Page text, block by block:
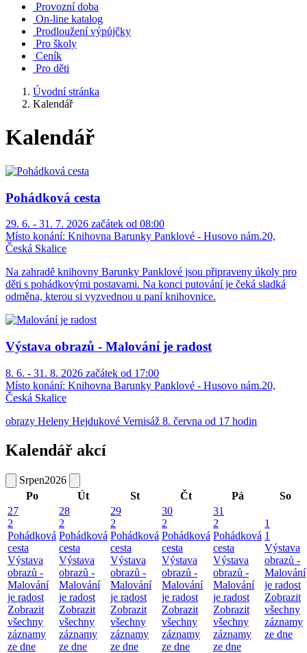
Provozní doba
On-line katalog
Prodloužení výpůjčky
Pro školy
Ceník
Pro děti
Úvodní stránka
Kalendář
Kalendář
Pohádková cesta
29. 6. - 31. 7. 2026 začátek od 08:00
Místo konání: Knihovna Barunky Panklové - Husovo nám.20,
Česká Skalice
Na zahradě knihovny Barunky Panklové jsou připraveny úkoly pro
děti s pohádkovými postavami. Na konci putování je čeká sladká
odměna, kterou si vyzvednou u paní knihovnice.
Výstava obrazů - Malování je radost
8. 6. - 31. 8. 2026 začátek od 17:00
Místo konání: Knihovna Barunky Panklové - Husovo nám.20,
Česká Skalice
obrazy Heleny Hejdukové Vernisáž 8. června od 17 hodin
Kalendář akcí
Srpen2026
Po
Út St Čt Pá
So
27
2
Pohádková
cesta
Výstava
obrazů -
Malování
je radost
Zobrazit
všechny
záznamy
ze dne
28
2
Pohádková
cesta
Výstava
obrazů -
Malování
je radost
Zobrazit
všechny
záznamy
ze dne
29
2
Pohádková
cesta
Výstava
obrazů -
Malování
je radost
Zobrazit
všechny
záznamy
ze dne
30
2
Pohádková
cesta
Výstava
obrazů -
Malování
je radost
Zobrazit
všechny
záznamy
ze dne
31
2
Pohádková
cesta
Výstava
obrazů -
Malování
je radost
Zobrazit
všechny
záznamy
ze dne
1
1
Výstava
obrazů -
Malování
je radost
Zobrazit
všechny
záznamy
ze dne